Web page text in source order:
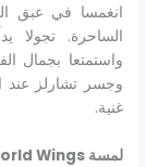
انغمسا في عبق
الساحرة. تجولا
واستمتعا بجمال
وجسر تشارلز عند
غنية.
لمسةWings